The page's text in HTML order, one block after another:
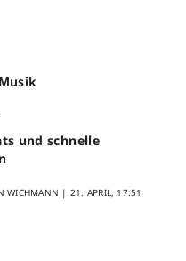
und schnelle
WICHMANN | 21. APRIL, 17:51